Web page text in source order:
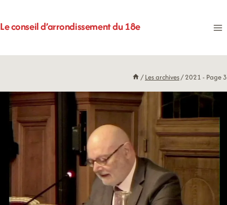
au
contenu
Le conseil d’arrondissement du 18e
/ Les archives/ 2021 - Page 3